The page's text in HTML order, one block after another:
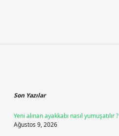
Son Yazılar
Yeni alınan ayakkabı nasıl yumuşatılır ?
Ağustos 9, 2026